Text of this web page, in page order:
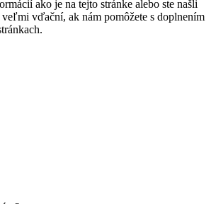
ako je na tejto stránke alebo ste našli
vďační, ak nám pomôžete s doplnením